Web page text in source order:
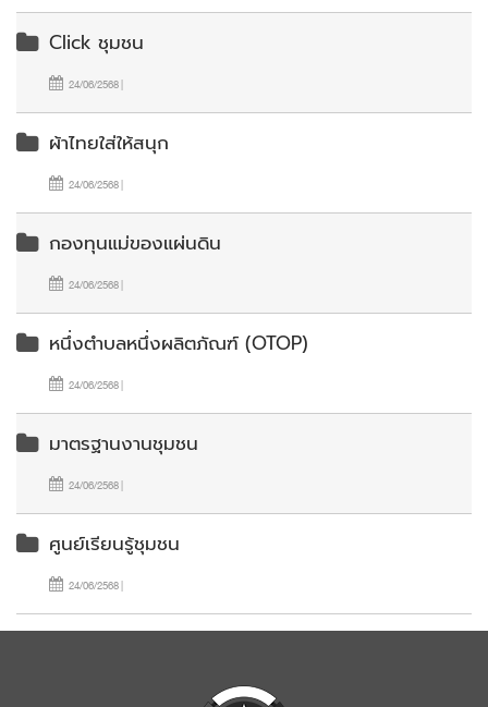
Click ชุมชน
24/06/2568 |
ผ้าไทยใส่ให้สนุก
24/06/2568 |
กองทุนแม่ของแผ่นดิน
24/06/2568 |
หนึ่งตำบลหนึ่งผลิตภัณฑ์ (OTOP)
24/06/2568 |
มาตรฐานงานชุมชน
24/06/2568 |
ศูนย์เรียนรู้ชุมชน
24/06/2568 |